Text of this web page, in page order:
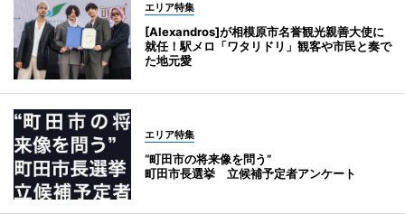
エリア特集
[Alexandros]が相模原市名誉観光親善大使に
就任！駅メロ「ワタリドリ」観客や市民と奏で
た地元愛
エリア特集
“町田市の将来像を問う”
町田市長選挙 立候補予定者アンケート